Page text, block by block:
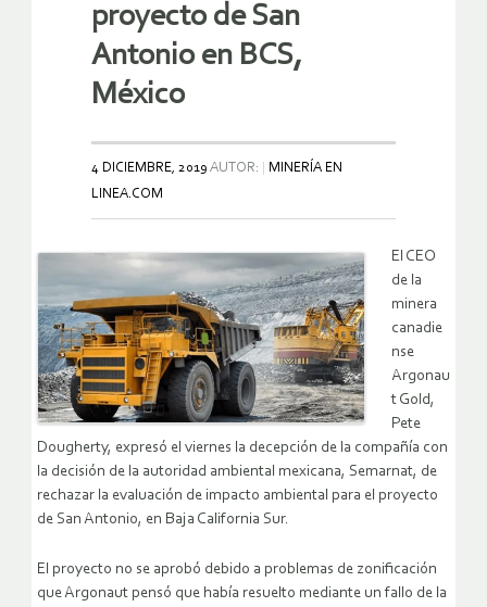
proyecto de San
Antonio en BCS,
México
4 DICIEMBRE, 2019 AUTOR:
MINERÍA EN
LINEA.COM
El CEO
de la
minera
canadie
nse
Argonau
t Gold,
Pete
Dougherty, expresó el viernes la decepción de la compañía con
la decisión de la autoridad ambiental mexicana, Semarnat, de
rechazar la evaluación de impacto ambiental para el proyecto
de San Antonio, en Baja California Sur.
El proyecto no se aprobó debido a problemas de zonificación
que Argonaut pensó que había resuelto mediante un fallo de la